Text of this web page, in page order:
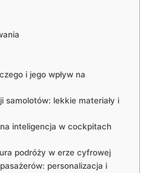
i jego wpływ na
samolotów: lekkie materiały i
inteligencja w cockpitach
podróży w erze cyfrowej
personalizacja i